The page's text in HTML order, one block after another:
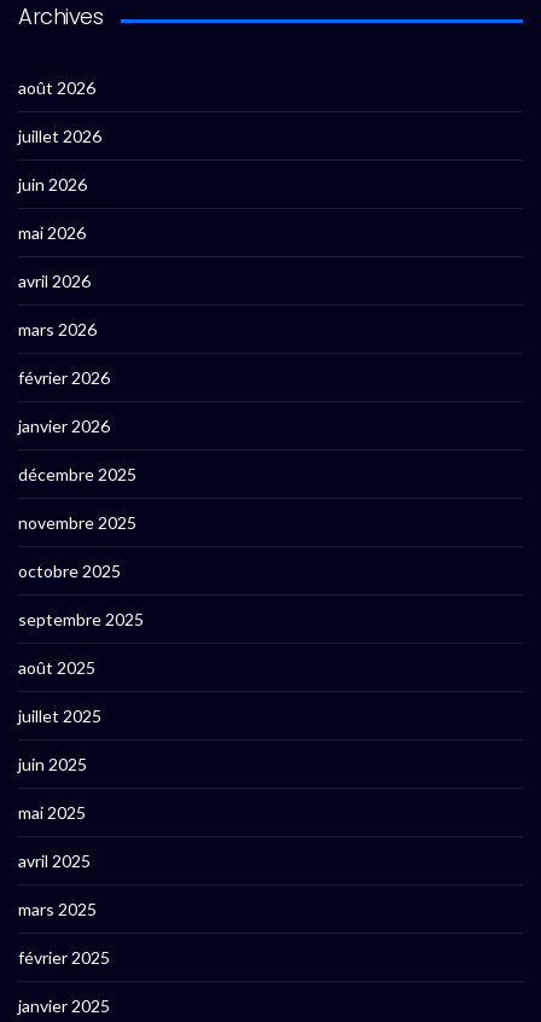
Archives
août 2026
juillet 2026
juin 2026
mai 2026
avril 2026
mars 2026
février 2026
janvier 2026
décembre 2025
novembre 2025
octobre 2025
septembre 2025
août 2025
juillet 2025
juin 2025
mai 2025
avril 2025
mars 2025
février 2025
janvier 2025